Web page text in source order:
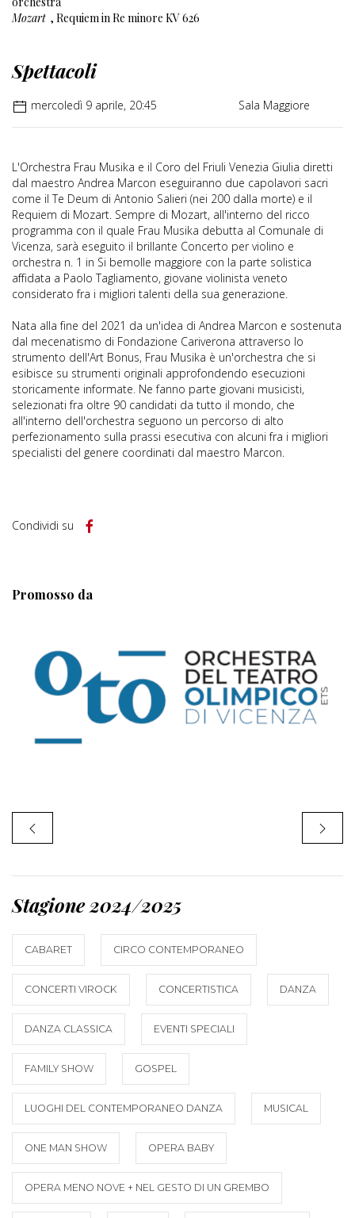
Mozart , Requiem in Re minore KV 626
Spettacoli
mercoledì 9 aprile, 20:45 Sala Maggiore
L'Orchestra Frau Musika e il Coro del Friuli Venezia Giulia diretti
dal maestro Andrea Marcon eseguiranno due capolavori sacri
come il Te Deum di Antonio Salieri (nei 200 dalla morte) e il
Requiem di Mozart. Sempre di Mozart, all'interno del ricco
programma con il quale Frau Musika debutta al Comunale di
Vicenza, sarà eseguito il brillante Concerto per violino e
orchestra n. 1 in Si bemolle maggiore con la parte solistica
affidata a Paolo Tagliamento, giovane violinista veneto
considerato fra i migliori talenti della sua generazione.
Nata alla fine del 2021 da un'idea di Andrea Marcon e sostenuta
dal mecenatismo di Fondazione Cariverona attraverso lo
strumento dell'Art Bonus, Frau Musika è un'orchestra che si
esibisce su strumenti originali approfondendo esecuzioni
storicamente informate. Ne fanno parte giovani musicisti,
selezionati fra oltre 90 candidati da tutto il mondo, che
all'interno dell'orchestra seguono un percorso di alto
perfezionamento sulla prassi esecutiva con alcuni fra i migliori
specialisti del genere coordinati dal maestro Marcon.
Condividi su
Promosso da
Stagione 2024/2025
CABARET CIRCO CONTEMPORANEO
CONCERTI VIROCK CONCERTISTICA DANZA
DANZA CLASSICA EVENTI SPECIALI
FAMILY SHOW GOSPEL
LUOGHI DEL CONTEMPORANEO DANZA MUSICAL
ONE MAN SHOW OPERA BABY
OPERA MENO NOVE + NEL GESTO DI UN GREMBO